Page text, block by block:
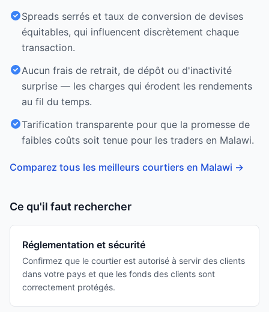
Spreads serrés et taux de conversion de devises
équitables, qui influencent discrètement chaque
transaction.
Aucun frais de retrait, de dépôt ou d'inactivité
surprise — les charges qui érodent les rendements
au fil du temps.
Tarification transparente pour que la promesse de
faibles coûts soit tenue pour les traders en Malawi.
Comparez tous les meilleurs courtiers en Malawi →
Ce qu'il faut rechercher
Réglementation et sécurité
Confirmez que le courtier est autorisé à servir des clients
dans votre pays et que les fonds des clients sont
correctement protégés.